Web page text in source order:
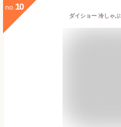
no. 10
ダイショー 冷しゃ